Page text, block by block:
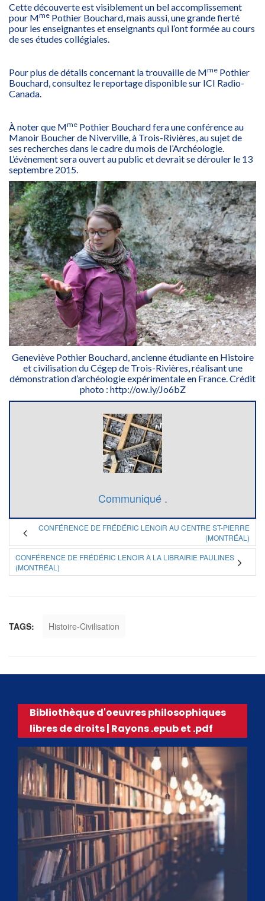
Cette découverte est visiblement un bel accomplissement
pour Mme Pothier Bouchard, mais aussi, une grande fierté
pour les enseignantes et enseignants qui l’ont formée au cours
de ses études collégiales.
Pour plus de détails concernant la trouvaille de Mme Pothier
Bouchard, consultez le reportage disponible sur ICI Radio-
Canada.
À noter que Mme Pothier Bouchard fera une conférence au
Manoir Boucher de Niverville, à Trois-Rivières, au sujet de
ses recherches dans le cadre du mois de l’Archéologie.
L’évènement sera ouvert au public et devrait se dérouler le 13
septembre 2015.
Geneviève Pothier Bouchard, ancienne étudiante en Histoire
et civilisation du Cégep de Trois-Rivières, réalisant une
démonstration d’archéologie expérimentale en France. Crédit
photo : http://ow.ly/Jo6bZ
Communiqué .
CONFÉRENCE DE FRÉDÉRIC LENOIR AU CENTRE ST-PIERRE
(MONTRÉAL)
CONFÉRENCE DE FRÉDÉRIC LENOIR À LA LIBRAIRIE PAULINES
(MONTRÉAL)
TAGS: Histoire-Civilisation
Bibliothèque d'oeuvres philosophiques
libres de droits | Rayons .epub et .pdf